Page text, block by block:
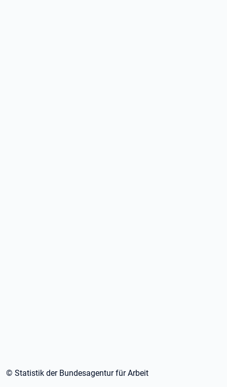
© Statistik der Bundesagentur für Arbeit